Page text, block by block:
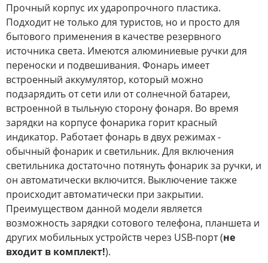
Прочный корпус их ударопрочного пластика.
Подходит не только для туристов, но и просто для
бытового применения в качестве резервного
источника света. Имеются алюминиевые ручки для
переноски и подвешивания. Фонарь имеет
встроенный аккумулятор, который можно
подзарядить от сети или от солнечной батареи,
встроенной в тыльную сторону фонаря​​. Во время
зарядки на корпусе фонарика горит красный
индикатор. Работает фонарь в двух режимах -
обычный фонарик и светильник. Для включения
светильника достаточно потянуть фонарик за ручки, и
он автоматически включится. Выключение также
происходит автоматически при закрытии.
Преимуществом данной модели является
возможность зарядки сотового телефона, планшета и
других мобильных устройств через USB-порт (не
входит в комплект!)​.